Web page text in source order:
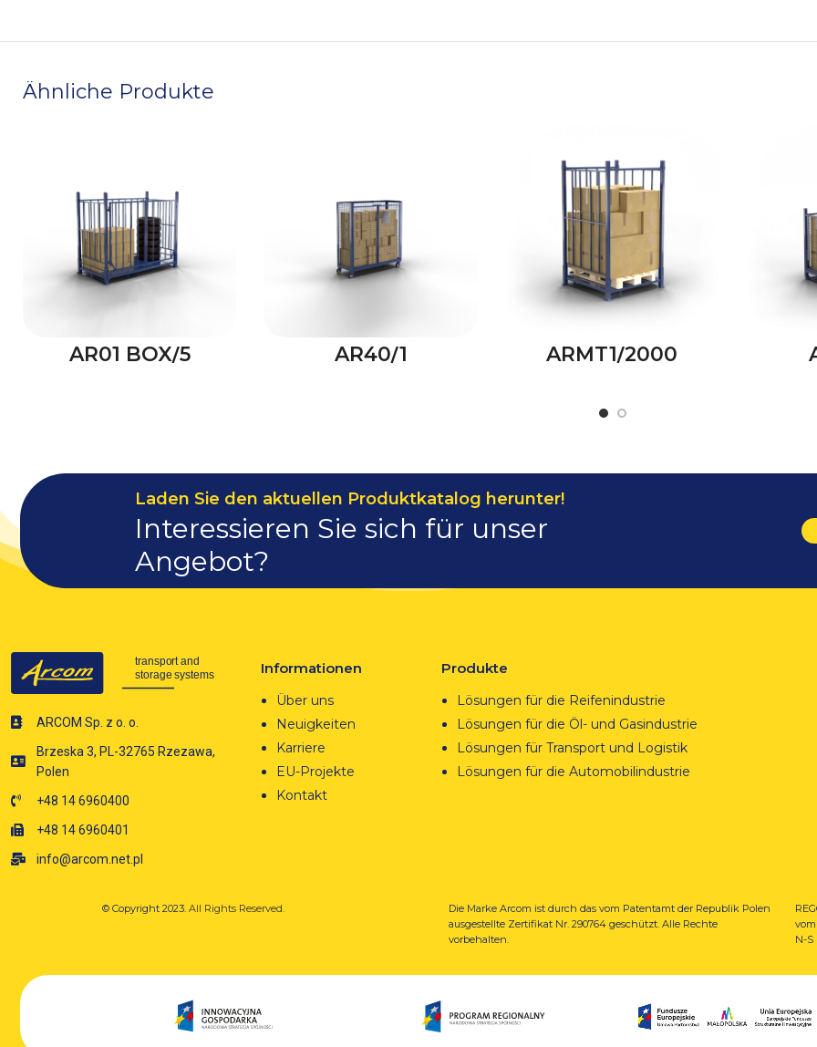
Ähnliche Produkte
AR01 BOX/5 AR40/1 ARMT1/2000
Laden Sie den aktuellen Produktkatalog herunter!
Interessieren Sie sich für unser
Angebot?
ARCOM Sp. z o. o.
Brzeska 3, PL-32765 Rzezawa,
Polen
+48 14 6960400
+48 14 6960401
info@arcom.net.pl
Informationen
Über uns
Neuigkeiten
Karriere
EU-Projekte
Kontakt
Produkte
Lösungen für die Reifenindustrie
Lösungen für die Öl- und Gasindustrie
Lösungen für Transport und Logistik
Lösungen für die Automobilindustrie
© Copyright 2023. All Rights Reserved.
Die Marke Arcom ist durch das vom Patentamt der Republik Polen
ausgestellte Zertifikat Nr. 290764 geschützt. Alle Rechte
vorbehalten.
N-S